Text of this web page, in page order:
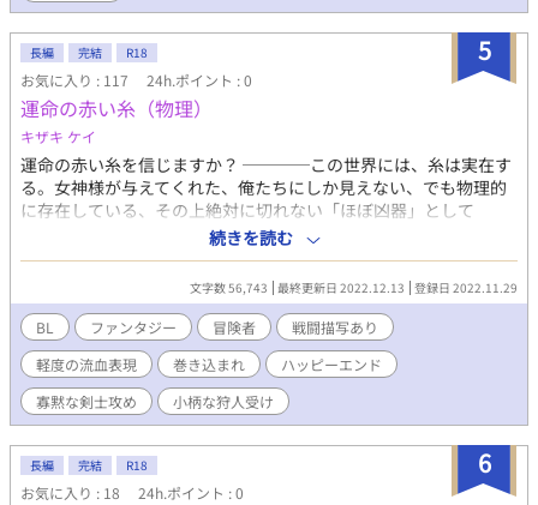
5
長編 完結 R18
お気に入り : 117 24h.ポイント : 0
運命の赤い糸（物理）
キザキ ケイ
運命の赤い糸を信じますか？ ────この世界には、糸は実在す
る。女神様が与えてくれた、俺たちにしか見えない、でも物理的
に存在している、その上絶対に切れない「ほぼ凶器」として
────。 なぜか女神様から「赤い糸」の恩寵を賜った冒険者コ
ーマは、それが知り合いの冒険者カタンと繋がっていることを知
る。 調べるうち、「糸」は、長く伸び張った状態にでもすれば人
死にが出かねない危険なものであると知った二人は、女神の恩寵
を凶器にしないために常に行動を共にすることにした。それこそ
仕事も、寝泊まりする場所も同じに。 そんな日々で、コーマとカ
タンの関係は少しずつ変化していく。
続きを読む
文字数 56,743 最終更新日 2022.12.13 登録日 2022.11.29
BL ファンタジー 冒険者
戦闘描写あり
軽度の流血表現
巻き込まれ
ハッピーエンド
寡黙な剣士攻め
小柄な狩人受け
6
長編 完結 R18
お気に入り : 18 24h.ポイント : 0